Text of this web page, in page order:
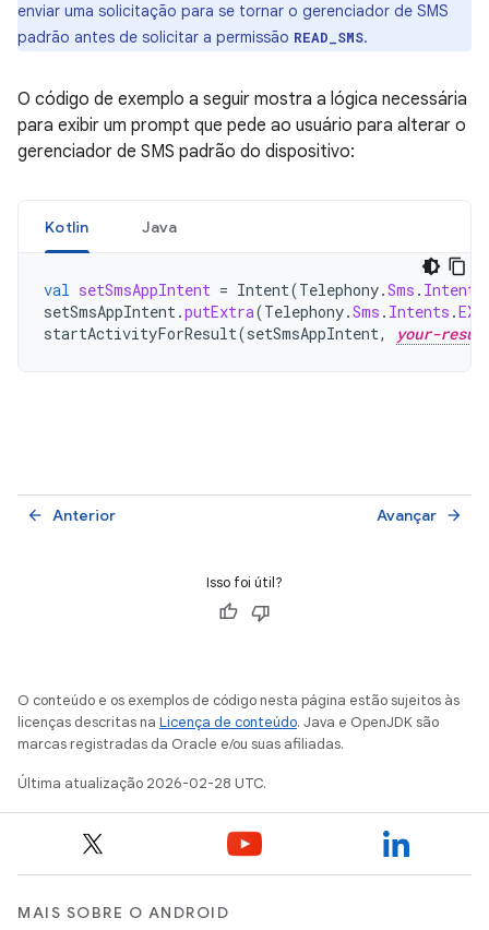
enviar uma solicitação para se tornar o gerenciador de SMS
padrão antes de solicitar a permissão READ_SMS.
O código de exemplo a seguir mostra a lógica necessária
para exibir um prompt que pede ao usuário para alterar o
gerenciador de SMS padrão do dispositivo:
Kotlin Java
val setSmsAppIntent = Intent(Telephony.Sms . Intents
setSmsAppIntent.putExtra(Telephony.Sms . Intents .
startActivityForResult(setSmsAppIntent, your-
Anterior
arrow_back Avançar arrow_forward
Isso foi útil?
O conteúdo e os exemplos de código nesta página estão sujeitos às
licenças descritas na Licença de conteúdo. Java e OpenJDK são
marcas registradas da Oracle e/ou suas afiliadas.
Última atualização 2026-02-28 UTC.
MAIS SOBRE O ANDROID